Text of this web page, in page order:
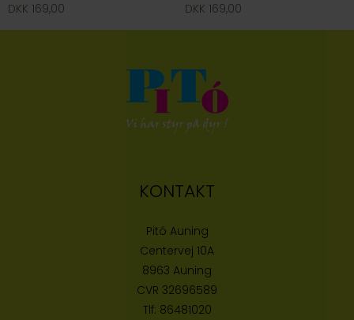
DKK 169,00
DKK 169,00
KONTAKT
Pitó Auning
Centervej 10A
8963 Auning
CVR 32696589
Tlf: 86481020